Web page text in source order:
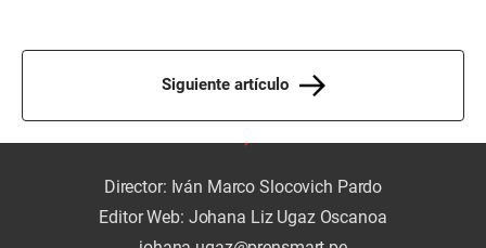
Siguiente artículo
Director: Iván Marco Slocovich Pardo
Editor Web: Johana Liz Ugaz Oscanoa